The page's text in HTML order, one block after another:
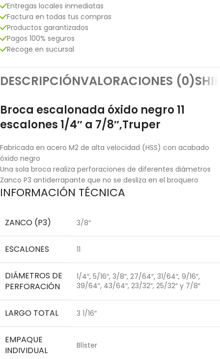
Entregas locales inmediatas
Factura en todas tus compras
Productos garantizados
Pagos 100% seguros
Recoge en sucursal
DESCRIPCIÓNVALORACIONES (0)
Broca escalonada óxido negro 11
escalones 1/4″ a 7/8″,Truper
Fabricada en acero M2 de alta velocidad (HSS) con acabado
óxido negro
Una sola broca realiza perforaciones de diferentes diámetros
Zanco P3 antiderrapante que no se desliza en el broquero
INFORMACIÓN TÉCNICA
ZANCO (P3) 3/8″
ESCALONES 11
DIÁMETROS DE
PERFORACIÓN
1/4″, 5/16″, 3/8″, 27/64″, 31/64″, 9/16″,
39/64″, 43/64″, 23/32″, 25/32″ y 7/8″
LARGO TOTAL 3 1/16″
EMPAQUE
INDIVIDUAL
Blíster